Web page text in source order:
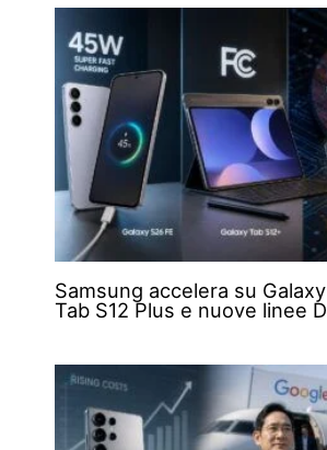
Samsung accelera su
Tab S12 Plus e nuove linee